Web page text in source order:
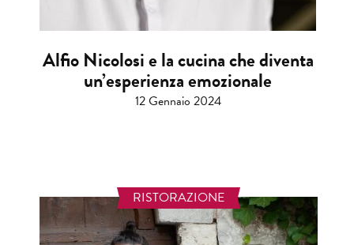
Alfio Nicolosi e la cucina che diventa
un’esperienza emozionale
12 Gennaio 2024
RISTORAZIONE